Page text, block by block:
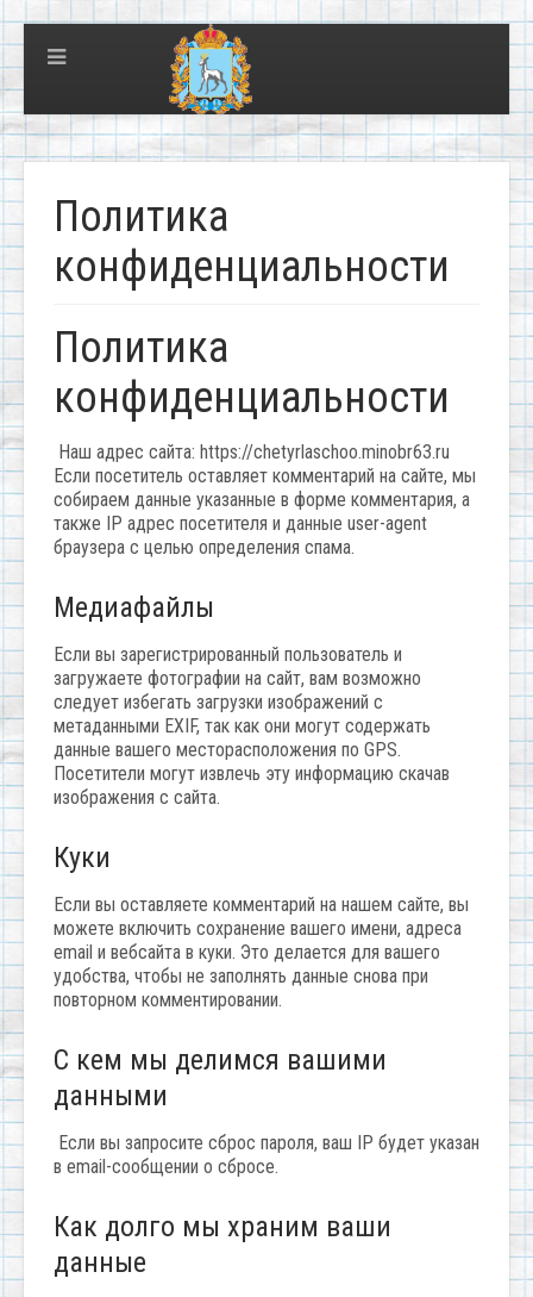
Политика
конфиденциальности
Политика
конфиденциальности
Наш адрес сайта: https://chetyrlaschoo.minobr63.ru
Если посетитель оставляет комментарий на сайте, мы
собираем данные указанные в форме комментария, а
также IP адрес посетителя и данные user-agent
браузера с целью определения спама.
Медиафайлы
Если вы зарегистрированный пользователь и
загружаете фотографии на сайт, вам возможно
следует избегать загрузки изображений с
метаданными EXIF, так как они могут содержать
данные вашего месторасположения по GPS.
Посетители могут извлечь эту информацию скачав
изображения с сайта.
Куки
Если вы оставляете комментарий на нашем сайте, вы
можете включить сохранение вашего имени, адреса
email и вебсайта в куки. Это делается для вашего
удобства, чтобы не заполнять данные снова при
повторном комментировании.
С кем мы делимся вашими
данными
Если вы запросите сброс пароля, ваш IP будет указан
в email-сообщении о сбросе.
Как долго мы храним ваши
данные